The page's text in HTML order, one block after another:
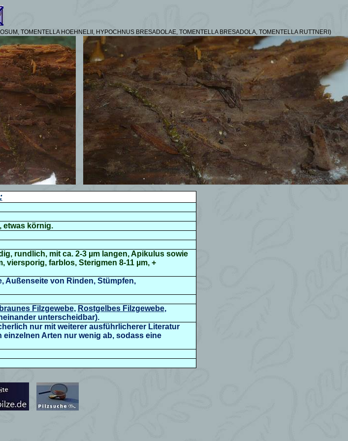
TOMENTELLA HOEHNELII, HYPOCHNUS BRESADOLAE, TOMENTELLA BRESADOLA, TOMENTELLA RUTTNERI )
etwas körnig.
rundlich, mit ca. 2-3 µm langen, Apikulus sowie
viersporig, farblos, Sterigmen 8-11 µm, +
Außenseite von Rinden, Stümpfen,
Filzgewebe, Rostgelbes Filzgewebe,
unterscheidbar).
nur mit weiterer ausführlicherer Literatur
Arten nur wenig ab, sodass eine